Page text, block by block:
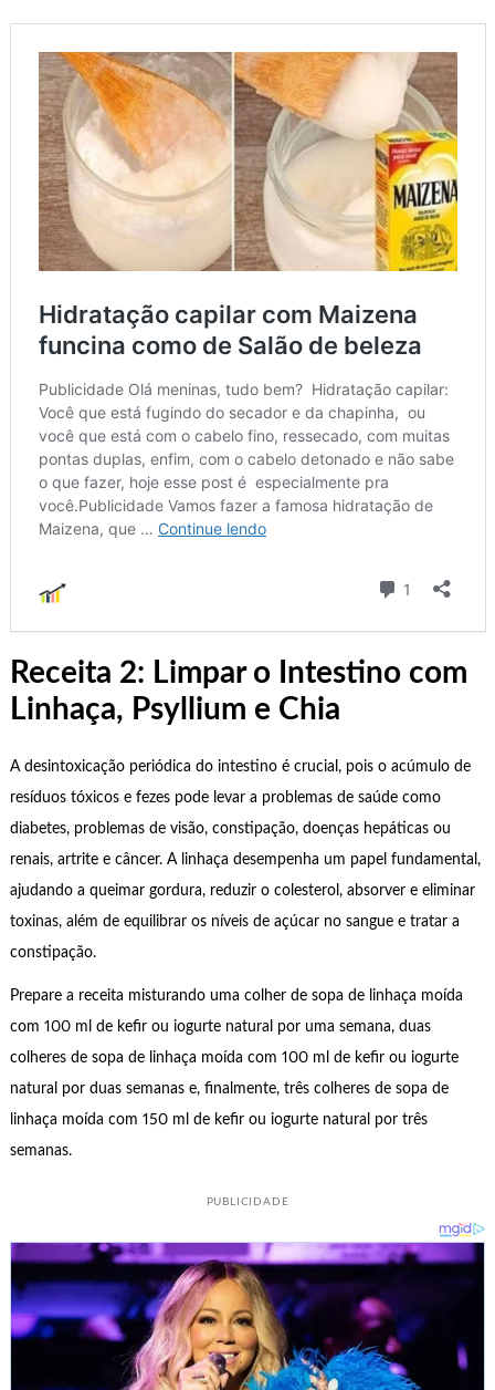
Receita 2: Limpar o Intestino com
Linhaça, Psyllium e Chia
A desintoxicação periódica do intestino é crucial, pois o acúmulo de
resíduos tóxicos e fezes pode levar a problemas de saúde como
diabetes, problemas de visão, constipação, doenças hepáticas ou
renais, artrite e câncer. A linhaça desempenha um papel fundamental,
ajudando a queimar gordura, reduzir o colesterol, absorver e eliminar
toxinas, além de equilibrar os níveis de açúcar no sangue e tratar a
constipação.
Prepare a receita misturando uma colher de sopa de linhaça moída
com 100 ml de kefir ou iogurte natural por uma semana, duas
colheres de sopa de linhaça moída com 100 ml de kefir ou iogurte
natural por duas semanas e, finalmente, três colheres de sopa de
linhaça moída com 150 ml de kefir ou iogurte natural por três
semanas.
PUBLICIDADE